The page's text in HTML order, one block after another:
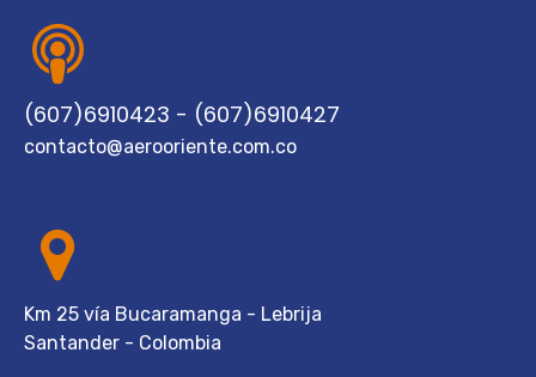
(607)6910423 - (607)6910427
contacto@aerooriente.com.co
Km 25 vía Bucaramanga - Lebrija
Santander - Colombia